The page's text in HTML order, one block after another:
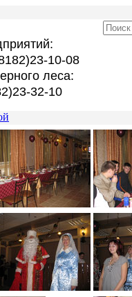
10-08
леса:
32-10